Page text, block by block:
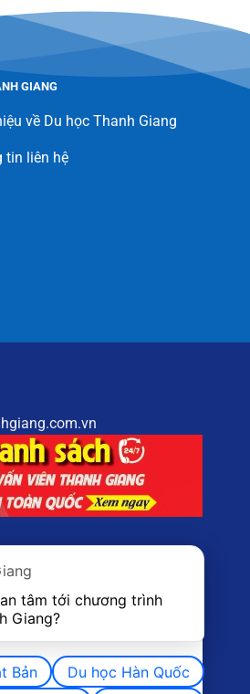
GIANG
về Du học Thanh Giang
tin liên hệ
tâm tới chương trình
Giang?
Bản Du học Hàn Quốc